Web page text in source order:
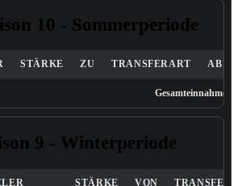
10 - Sommerperiode
STÄRKE ZU TRANSFERART
Gesamteinnahmen:
9 - Winterperiode
STÄRKE VON